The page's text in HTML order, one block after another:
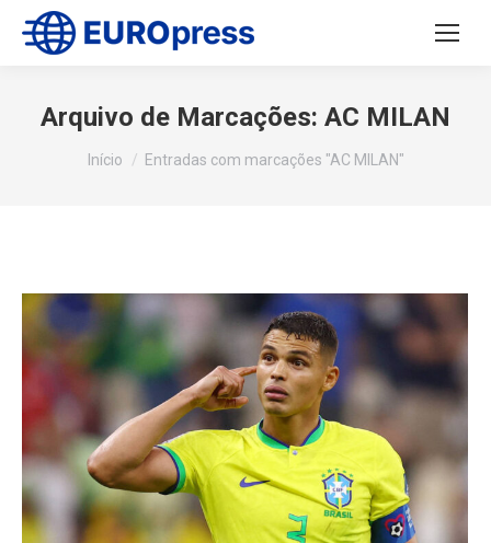
Arquivo de Marcações: AC MILAN
Você está aqui:
Início Entradas com marcações "AC MILAN"